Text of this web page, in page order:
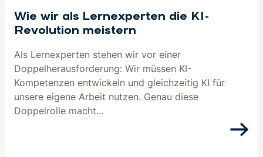
Wie wir als Lernexperten die KI-
Revolution meistern
Als Lernexperten stehen wir vor einer
Doppelherausforderung: Wir müssen KI-
Kompetenzen entwickeln und gleichzeitig KI für
unsere eigene Arbeit nutzen. Genau diese
Doppelrolle macht...